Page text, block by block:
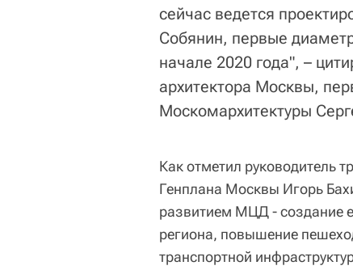
сейчас ведется
Собянин, первые
начале 2020 года", –
архитектора Москвы,
Москомархитектуры
Как отметил руководитель
Генплана Москвы Игорь
развитием МЦД - создание
региона, повышение
транспортной